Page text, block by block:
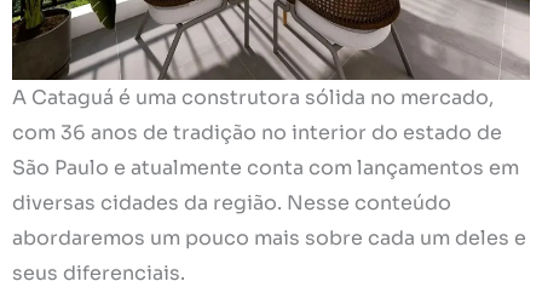
A Cataguá é uma construtora sólida no mercado,
com 36 anos de tradição no interior do estado de
São Paulo e atualmente conta com lançamentos em
diversas cidades da região. Nesse conteúdo
abordaremos um pouco mais sobre cada um deles e
seus diferenciais.